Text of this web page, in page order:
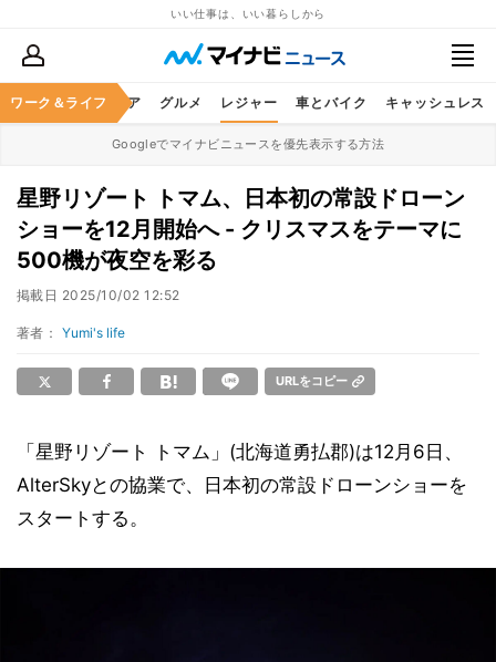
いい仕事は、いい暮らしから
ワーク＆ライフ
暮らし ヘルスケア グルメ レジャー 車とバイク キャッシュレス
Googleでマイナビニュースを優先表示する方法
星野リゾート トマム、日本初の常設ドローン
ショーを12月開始へ - クリスマスをテーマに
500機が夜空を彩る
掲載日 2025/10/02 12:52
著者： Yumi's life
URLをコピー
「星野リゾート トマム」(北海道勇払郡)は12月6日、
AlterSkyとの協業で、日本初の常設ドローンショーを
スタートする。